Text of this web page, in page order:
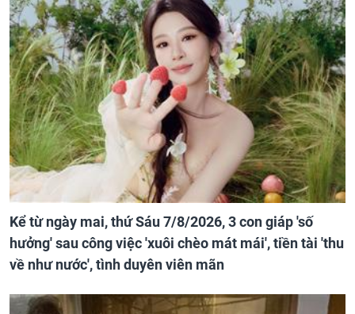
Kể từ ngày mai, thứ Sáu 7/8/2026, 3 con giáp 'số
hưởng' sau công việc 'xuôi chèo mát mái', tiền tài 'thu
về như nước', tình duyên viên mãn